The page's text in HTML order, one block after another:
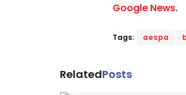
Google News.
Tags: aespa
RelatedPosts